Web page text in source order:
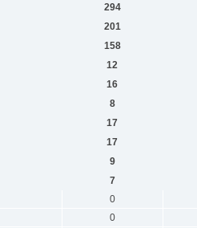
294
201
158
12
16
8
17
17
9
7
0
0